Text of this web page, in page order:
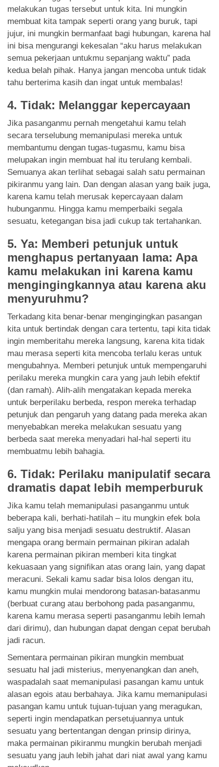
melakukan tugas tersebut untuk kita. Ini mungkin
membuat kita tampak seperti orang yang buruk, tapi
jujur, ini mungkin bermanfaat bagi hubungan, karena hal
ini bisa mengurangi kekesalan “aku harus melakukan
semua pekerjaan untukmu sepanjang waktu” pada
kedua belah pihak. Hanya jangan mencoba untuk tidak
tahu berterima kasih dan ingat untuk membalas!
4. Tidak: Melanggar kepercayaan
Jika pasanganmu pernah mengetahui kamu telah
secara terselubung memanipulasi mereka untuk
membantumu dengan tugas-tugasmu, kamu bisa
melupakan ingin membuat hal itu terulang kembali.
Semuanya akan terlihat sebagai salah satu permainan
pikiranmu yang lain. Dan dengan alasan yang baik juga,
karena kamu telah merusak kepercayaan dalam
hubunganmu. Hingga kamu memperbaiki segala
sesuatu, ketegangan bisa jadi cukup tak tertahankan.
5. Ya: Memberi petunjuk untuk
menghapus pertanyaan lama: Apa
kamu melakukan ini karena kamu
mengingingkannya atau karena aku
menyuruhmu?
Terkadang kita benar-benar mengingingkan pasangan
kita untuk bertindak dengan cara tertentu, tapi kita tidak
ingin memberitahu mereka langsung, karena kita tidak
mau merasa seperti kita mencoba terlalu keras untuk
mengubahnya. Memberi petunjuk untuk mempengaruhi
perilaku mereka mungkin cara yang jauh lebih efektif
(dan ramah). Alih-alih mengatakan kepada mereka
untuk berperilaku berbeda, respon mereka terhadap
petunjuk dan pengaruh yang datang pada mereka akan
menyebabkan mereka melakukan sesuatu yang
berbeda saat mereka menyadari hal-hal seperti itu
membuatmu lebih bahagia.
6. Tidak: Perilaku manipulatif secara
dramatis dapat lebih memperburuk
Jika kamu telah memanipulasi pasanganmu untuk
beberapa kali, berhati-hatilah – itu mungkin efek bola
salju yang bisa menjadi sesuatu destruktif. Alasan
mengapa orang bermain permainan pikiran adalah
karena permainan pikiran memberi kita tingkat
kekuasaan yang signifikan atas orang lain, yang dapat
meracuni. Sekali kamu sadar bisa lolos dengan itu,
kamu mungkin mulai mendorong batasan-batasanmu
(berbuat curang atau berbohong pada pasanganmu,
karena kamu merasa seperti pasanganmu lebih lemah
dari dirimu), dan hubungan dapat dengan cepat berubah
jadi racun.
Sementara permainan pikiran mungkin membuat
sesuatu hal jadi misterius, menyenangkan dan aneh,
waspadalah saat memanipulasi pasangan kamu untuk
alasan egois atau berbahaya. Jika kamu memanipulasi
pasangan kamu untuk tujuan-tujuan yang meragukan,
seperti ingin mendapatkan persetujuannya untuk
sesuatu yang bertentangan dengan prinsip dirinya,
maka permainan pikiranmu mungkin berubah menjadi
sesuatu yang jauh lebih jahat dari niat awal yang kamu